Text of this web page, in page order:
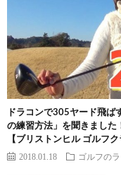
ドラコンで305ヤード飛ば
の練習方法」を聞きました
【ブリストンヒル ゴルフク
2018.01.18 ゴルフの